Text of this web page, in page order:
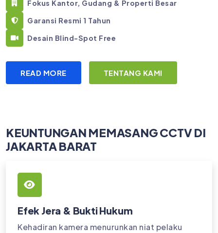
Fokus Kantor, Gudang & Properti Besar
Garansi Resmi 1 Tahun
Desain Blind-Spot Free
READ MORE TENTANG KAMI
KEUNTUNGAN MEMASANG CCTV DI
JAKARTA BARAT
Efek Jera & Bukti Hukum
Kehadiran kamera menurunkan niat pelaku